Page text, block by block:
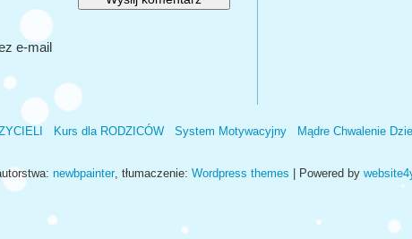
e-mail
Kurs dla RODZICÓW System Motywacyjny Mądre Chwalenie
newbpainter , tłumaczenie: Wordpress themes | Powered by